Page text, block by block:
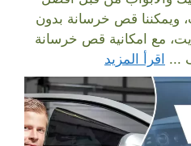
ويمكننا قص خرسانة بدون
مع امكانية قص خرسانة
... اقرأ المزيد